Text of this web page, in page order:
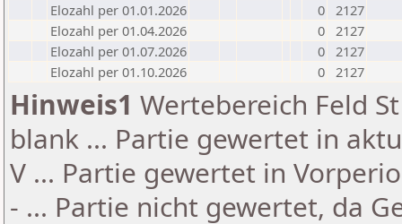
Elozahl per 01.01.2026
0 2127
Elozahl per 01.04.2026
0 2127
Elozahl per 01.07.2026
0 2127
Elozahl per 01.10.2026
0 2127
Hinweis1 Wertebereich Feld
blank ... Partie gewertet in
V ... Partie gewertet in
- ... Partie nicht gewertet, da